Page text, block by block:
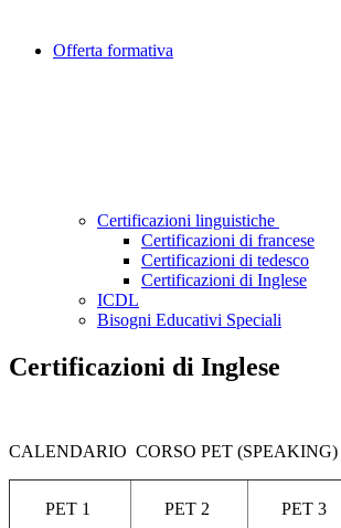
Offerta formativa
Certificazioni linguistiche
Certificazioni di francese
Certificazioni di tedesco
Certificazioni di Inglese
ICDL
Bisogni Educativi Speciali
Certificazioni di Inglese
CALENDARIO CORSO PET (SPEAKING)
PET 1 PET 2 PET 3